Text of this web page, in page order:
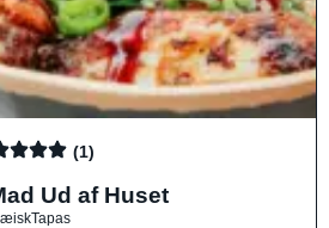
(1)
Ud af Huset
Tapas